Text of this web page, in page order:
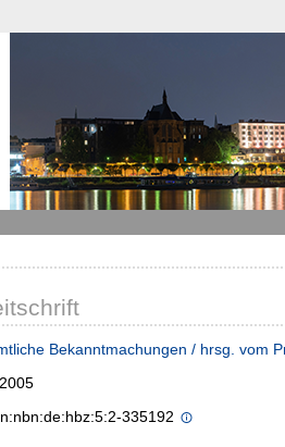
Bekanntmachungen / hrsg. vom
335192